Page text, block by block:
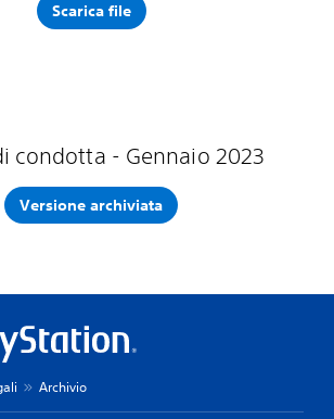
Scarica file
condotta - Gennaio 2023
Versione archiviata
Archivio